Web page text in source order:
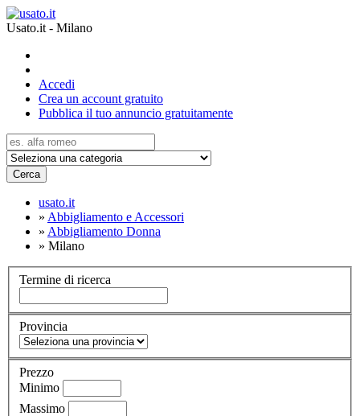
Usato.it - Milano
Accedi
Crea un account gratuito
Pubblica il tuo annuncio gratuitamente
Cerca
usato.it
» Abbigliamento e Accessori
» Abbigliamento Donna
» Milano
Termine di ricerca
Provincia
Prezzo
Minimo
Massimo